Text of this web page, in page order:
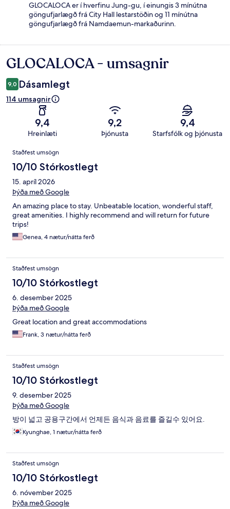
GLOCALOCA er í hverfinu Jung-gu, í einungis 3 mínútna
göngufjarlægð frá City Hall lestarstöðin og 11 mínútna
göngufjarlægð frá Namdaemun-markaðurinn.
Umsagnir
GLOCALOCA - umsagnir
9,0 Dásamlegt
114 umsagnir
9,4
Hreinlæti
9,2
Þjónusta
9,4
Starfsfólk og þjónusta
Umsagnir
Staðfest umsögn
10/10 Stórkostlegt
15. apríl 2026
Þýða með Google
An amazing place to stay. Unbeatable location, wonderful staff,
great amenities. I highly recommend and will return for future
trips!
Genea, 4 nætur/nátta ferð
Staðfest umsögn
10/10 Stórkostlegt
6. desember 2025
Þýða með Google
Great location and great accommodations
Frank, 3 nætur/nátta ferð
Staðfest umsögn
10/10 Stórkostlegt
9. desember 2025
Þýða með Google
방이 넓고 공용구간에서 언제든 음식과 음료를 즐길수 있어요.
Kyunghae, 1 nætur/nátta ferð
Staðfest umsögn
10/10 Stórkostlegt
6. nóvember 2025
Þýða með Google